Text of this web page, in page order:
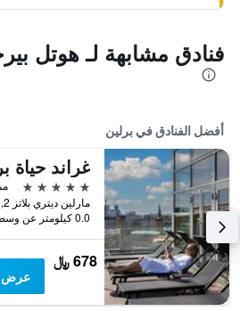
فنادق مشابهة لـ هوتل
أفضل الفنادق في برلين
5 نجوم
0.0 كيلومتر عن وسط المدينة
678 ﷼
عرض